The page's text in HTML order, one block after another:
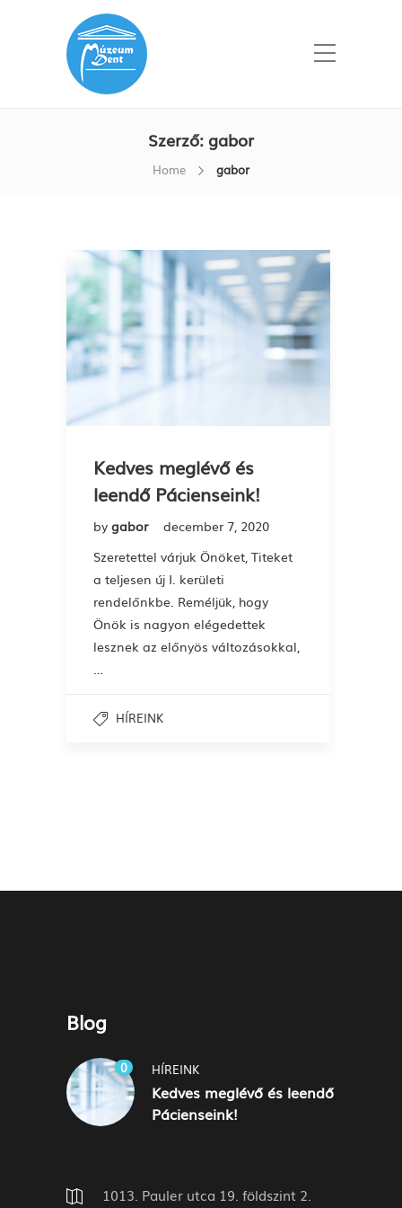
Szerző: gabor
Home gabor
Kedves meglévő és
leendő Pácienseink!
by gabor
december 7, 2020
Szeretettel várjuk Önöket, Titeket
a teljesen új I. kerületi
rendelőnkbe. Reméljük, hogy
Önök is nagyon elégedettek
lesznek az előnyös változásokkal,
HÍREINK
Blog
0 HÍREINK
Kedves meglévő és leendő
Pácienseink!
1013. Pauler utca 19. földszint 2.